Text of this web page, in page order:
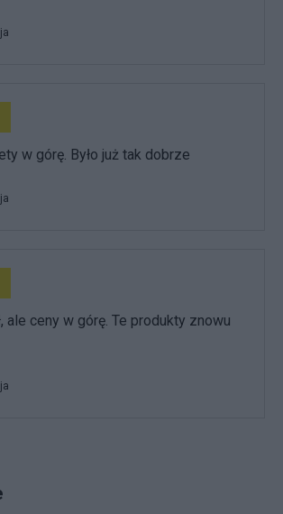
w górę. Było już tak dobrze
ale ceny w górę. Te produkty znowu